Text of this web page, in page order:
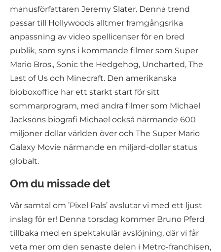
manusförfattaren Jeremy Slater. Denna trend
passar till Hollywoods alltmer framgångsrika
anpassning av video spellicenser för en bred
publik, som syns i kommande filmer som Super
Mario Bros., Sonic the Hedgehog, Uncharted, The
Last of Us och Minecraft. Den amerikanska
bioboxoffice har ett starkt start för sitt
sommarprogram, med andra filmer som Michael
Jacksons biografi Michael också närmande 600
miljoner dollar världen över och The Super Mario
Galaxy Movie närmande en miljard-dollar status
globalt.
Om du missade det
Vår samtal om ’Pixel Pals’ avslutar vi med ett ljust
inslag för er! Denna torsdag kommer Bruno Pferd
tillbaka med en spektakulär avslöjning, där vi får
veta mer om den senaste delen i Metro-franchisen,